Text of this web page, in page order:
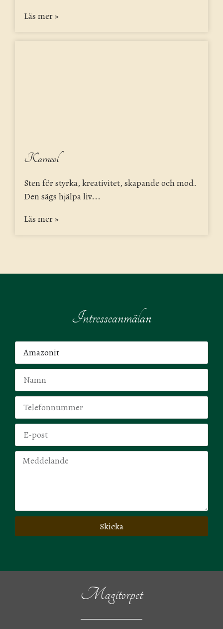
Läs mer »
Karneol
Sten för styrka, kreativitet, skapande och mod.
Den sägs hjälpa liv...
Läs mer »
Intresseanmälan
Skicka
Magitorpet